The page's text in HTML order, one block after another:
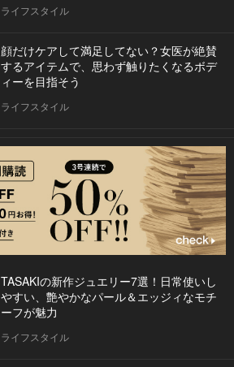
ライフスタイル
顔だけケアして満足してない？女医が絶賛
するアイテムで、思わず触りたくなるボデ
ィーを目指そう
ライフスタイル
TASAKIの新作ジュエリー7選！日常使いし
やすい、艶やかなパール＆エッジィなモチ
ーフが魅力
ライフスタイル